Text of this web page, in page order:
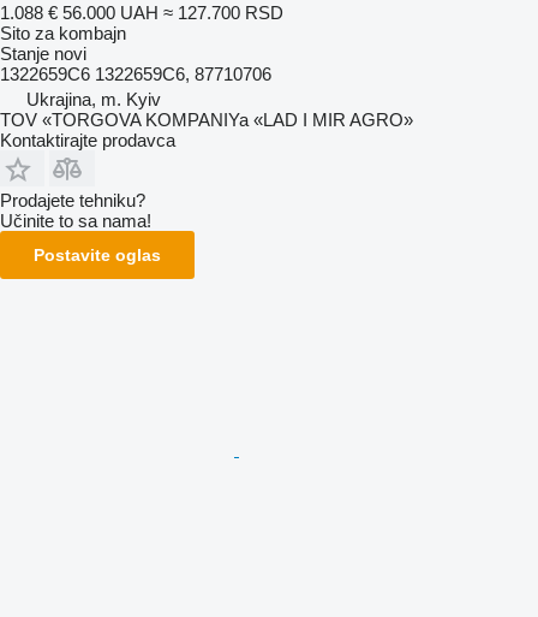
1.088 € 56.000 UAH ≈ 127.700 RSD
Sito za kombajn
Stanje novi
1322659C6 1322659C6, 87710706
Ukrajina, m. Kyiv
TOV «TORGOVA KOMPANIYa «LAD I MIR AGRO»
Kontaktirajte prodavca
Prodajete tehniku?
Učinite to sa nama!
Postavite oglas